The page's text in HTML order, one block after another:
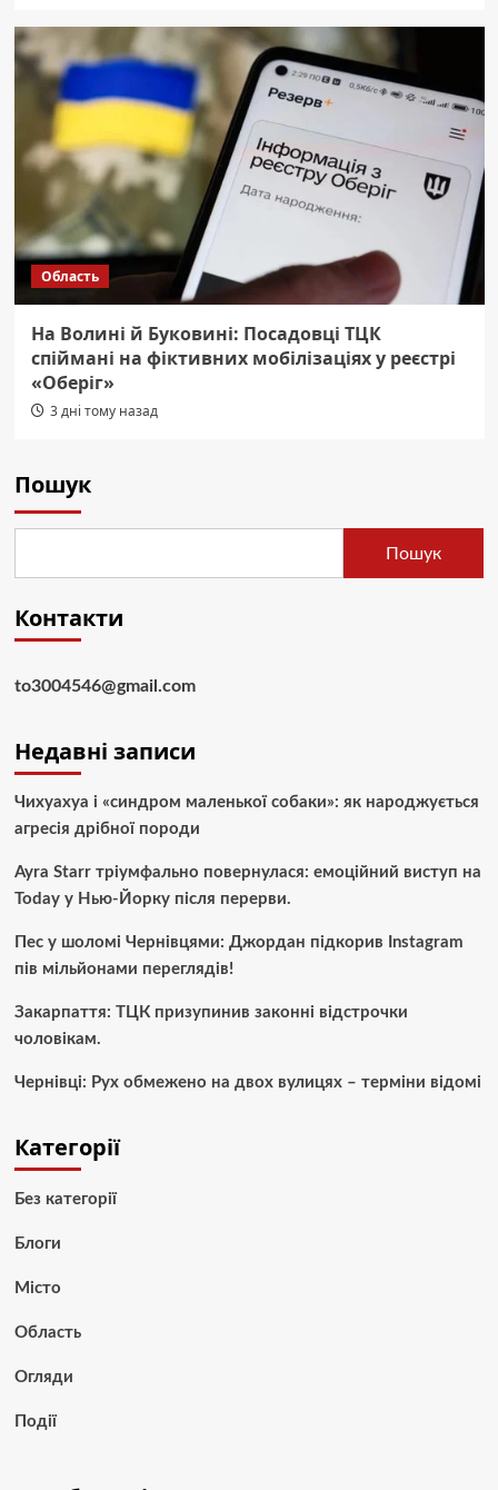
Область
На Волині й Буковині: Посадовці ТЦК
спіймані на фіктивних мобілізаціях у реєстрі
«Оберіг»
3 дні тому назад
Пошук
Пошук
Контакти
to3004546@gmail.com
Недавні записи
Чихуахуа і «синдром маленької собаки»: як народжується
агресія дрібної породи
Ayra Starr тріумфально повернулася: емоційний виступ на
Today у Нью-Йорку після перерви.
Пес у шоломі Чернівцями: Джордан підкорив Instagram
пів мільйонами переглядів!
Закарпаття: ТЦК призупинив законні відстрочки
чоловікам.
Чернівці: Рух обмежено на двох вулицях – терміни відомі
Категорії
Без категорії
Блоги
Місто
Область
Огляди
Події